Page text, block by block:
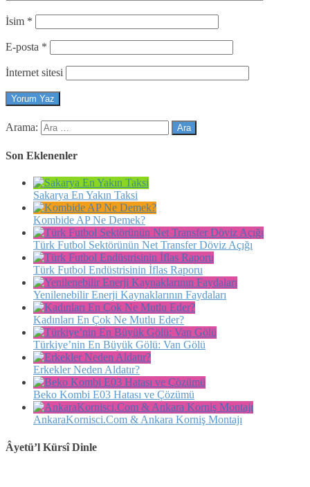
İsim *
E-posta *
İnternet sitesi
Arama:
Son Eklenenler
Sakarya En Yakın Taksi
Kombide AP Ne Demek?
Türk Futbol Sektörünün Net Transfer Döviz Açığı
Türk Futbol Endüstrisinin İflas Raporu
Yenilenebilir Enerji Kaynaklarının Faydaları
Kadınları En Çok Ne Mutlu Eder?
Türkiye’nin En Büyük Gölü: Van Gölü
Erkekler Neden Aldatır?
Beko Kombi E03 Hatası ve Çözümü
AnkaraKornisci.Com & Ankara Korniş Montajı
Âyetü’l Kürsî Dinle